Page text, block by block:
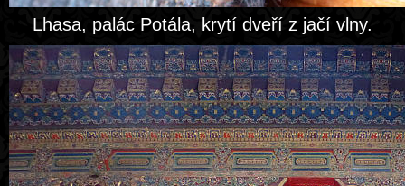
Lhasa, palác Potála, krytí dveří z jačí vlny.